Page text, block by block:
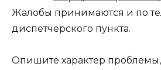
Жалобы принимаются и по
диспетчерского пункта.
Опишите характер проблемы,